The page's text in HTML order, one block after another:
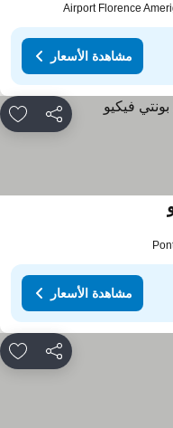
مشاهدة الأسعار
مشاركة
مشاهدة الأسعار
مشاركة